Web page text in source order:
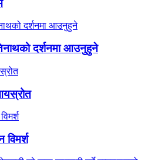
दर्शनमा आउनुहुने
विमर्श